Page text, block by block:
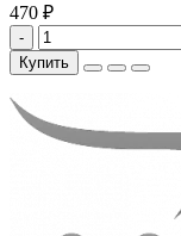
470 ₽
-
Купить